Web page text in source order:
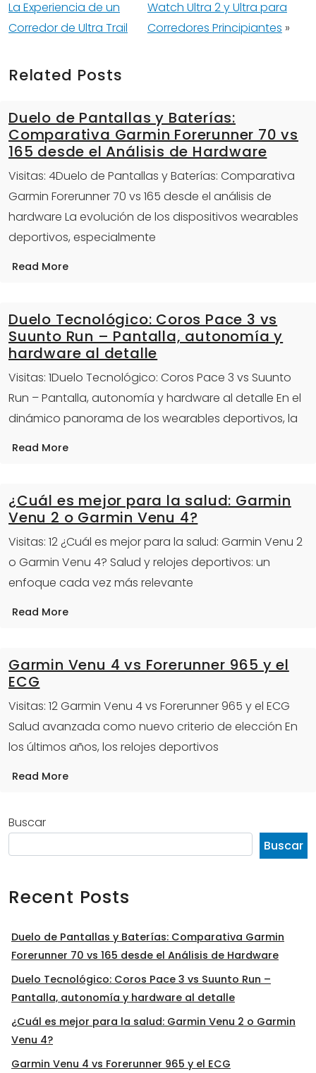
La Experiencia de un
Corredor de Ultra Trail
Watch Ultra 2 y Ultra para
Corredores Principiantes »
Related Posts
Duelo de Pantallas y Baterías:
Comparativa Garmin Forerunner 70 vs
165 desde el Análisis de Hardware
Visitas: 4Duelo de Pantallas y Baterías: Comparativa
Garmin Forerunner 70 vs 165 desde el análisis de
hardware La evolución de los dispositivos wearables
deportivos, especialmente
Read More
Duelo Tecnológico: Coros Pace 3 vs
Suunto Run – Pantalla, autonomía y
hardware al detalle
Visitas: 1Duelo Tecnológico: Coros Pace 3 vs Suunto
Run – Pantalla, autonomía y hardware al detalle En el
dinámico panorama de los wearables deportivos, la
Read More
¿Cuál es mejor para la salud: Garmin
Venu 2 o Garmin Venu 4?
Visitas: 12 ¿Cuál es mejor para la salud: Garmin Venu 2
o Garmin Venu 4? Salud y relojes deportivos: un
enfoque cada vez más relevante
Read More
Garmin Venu 4 vs Forerunner 965 y el
ECG
Visitas: 12 Garmin Venu 4 vs Forerunner 965 y el ECG
Salud avanzada como nuevo criterio de elección En
los últimos años, los relojes deportivos
Read More
Buscar
Buscar
Recent Posts
Duelo de Pantallas y Baterías: Comparativa Garmin
Forerunner 70 vs 165 desde el Análisis de Hardware
Duelo Tecnológico: Coros Pace 3 vs Suunto Run –
Pantalla, autonomía y hardware al detalle
¿Cuál es mejor para la salud: Garmin Venu 2 o Garmin
Venu 4?
Garmin Venu 4 vs Forerunner 965 y el ECG